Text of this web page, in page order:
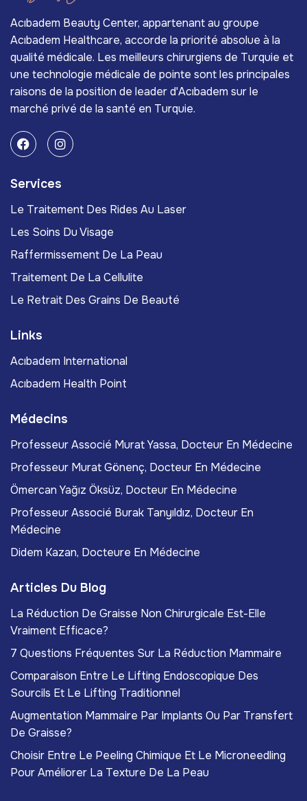
Acıbadem Beauty Center, appartenant au groupe
Acıbadem Healthcare, accorde la priorité absolue à la
qualité médicale. Les meilleurs chirurgiens de Turquie et
une technologie médicale de pointe sont les principales
raisons de la position de leader d'Acıbadem sur le
marché privé de la santé en Turquie.
Services
Le Traitement Des Rides Au Laser
Les Soins Du Visage
Raffermissement De La Peau
Traitement De La Cellulite
Le Retrait Des Grains De Beauté
Links
Acıbadem International
Acıbadem Health Point
Médecins
Professeur Associé Murat Yassa, Docteur En Médecine
Professeur Murat Gönenç, Docteur En Médecine
Ömercan Yağız Öksüz, Docteur En Médecine
Professeur Associé Burak Tanyıldız, Docteur En
Médecine
Didem Kazan, Docteure En Médecine
Articles Du Blog
La Réduction De Graisse Non Chirurgicale Est-Elle
Vraiment Efficace?
7 Questions Fréquentes Sur La Réduction Mammaire
Comparaison Entre Le Lifting Endoscopique Des
Sourcils Et Le Lifting Traditionnel
Augmentation Mammaire Par Implants Ou Par Transfert
De Graisse?
Choisir Entre Le Peeling Chimique Et Le Microneedling
Pour Améliorer La Texture De La Peau